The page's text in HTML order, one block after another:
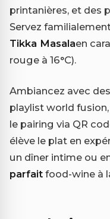
printanières, et des
Servez
Tikka Masalaen
rouge à 16°C).
Ambiancez avec
playlist world
le pairing via QR
élève le plat en
un dîner intime ou
parfait food-wine à